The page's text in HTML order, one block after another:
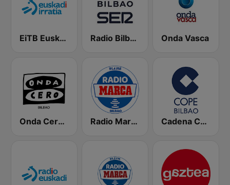
EiTB Euskadi Irratia Radio Bilbao SER Onda Vasca
Onda Cero Bilbao Radio Marca Bilbao Cadena COPE Bilbao